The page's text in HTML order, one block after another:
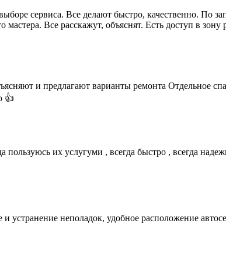
сервиса. Все делают быстро, качественно. По
Все расскажут, объяснят. Есть доступ в
и предлагают варианты ремонта Отдельное
👍
их услугуми , всегда быстро , всегда
устранение неполадок, удобное расположение